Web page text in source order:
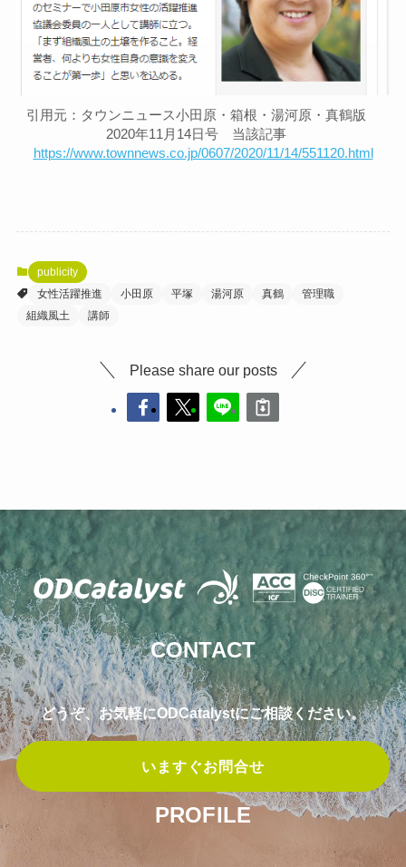
引用元：タウンニュース小田原・箱根・湯河原・真鶴版
2020年11月14日号 当該記事
https://www.townnews.co.jp/0607/2020/11/14/551120.html
publicity
女性活躍推進
小田原 平塚 湯河原 真鶴
管理職
組織風土
講師
Please share our posts
CONTACT
どうぞ、お気軽にODCatalystにご相談ください。
いますぐお問合せ
PROFILE